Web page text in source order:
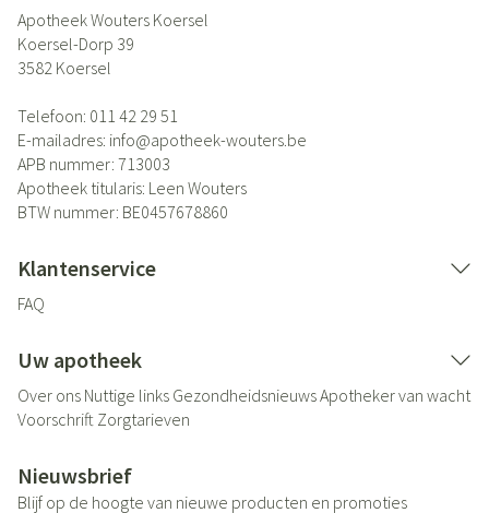
Apotheek Wouters Koersel
Koersel-Dorp 39
3582 Koersel
Telefoon: 011 42 29 51
E-mailadres: info@apotheek-wouters.be
APB nummer: 713003
Apotheek titularis: Leen Wouters
BTW nummer: BE0457678860
Klantenservice
FAQ
Uw apotheek
Over ons Nuttige links GezondheidsnieuwsApotheker van wacht
Voorschrift Zorgtarieven
Nieuwsbrief
Blijf op de hoogte van nieuwe producten en promoties